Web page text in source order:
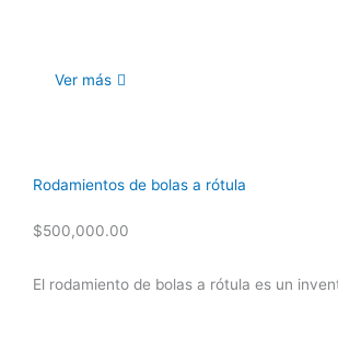
Ver más
Rodamientos de bolas a rótula
$500,000.00
El rodamiento de bolas a rótula es un